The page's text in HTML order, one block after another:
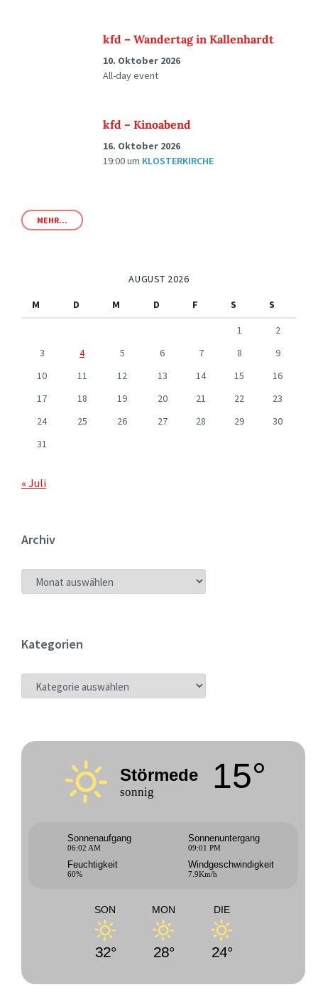
kfd – Wandertag in Kallenhardt
10. Oktober 2026
All-day event
kfd – Kinoabend
16. Oktober 2026
19:00um KLOSTERKIRCHE
MEHR...
AUGUST 2026
M
D M D F S
S
1
2
3
4 5 6 7 8
9
10
11 12 13 14 15
16
17
18 19 20 21 22
23
24
25 26 27 28 29
30
31
« Juli
Archiv
ARCHIV
Kategorien
KATEGORIEN
Störmede
sonnig 15°
Sonnenaufgang
06:02 AM
Sonnenuntergang
09:01 PM
Feuchtigkeit
60%
Windgeschwindigkeit
7.9Km/h
SON
32°
MON
28°
DIE
24°